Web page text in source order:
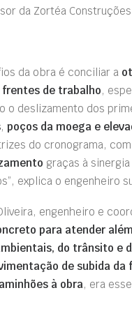
da Zortéa
da obra é conciliar a
de trabalho,
o deslizamento dos
, poços da moega e
do cronograma,
graças à
explica o engenheiro
engenheiro e
para atender
do trânsito e
de subida da
à obra, era